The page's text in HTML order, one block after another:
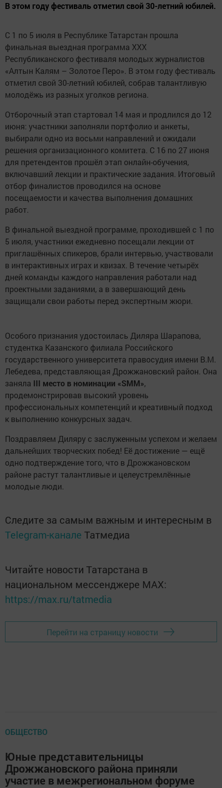
В этом году фестиваль отметил свой 30-летний юбилей.
С 1 по 5 июля в Республике Татарстан прошла
финальная выездная программа XXX
Республиканского фестиваля молодых журналистов
«Алтын Калям – Золотое Перо». В этом году фестиваль
отметил свой 30-летний юбилей, собрав талантливую
молодёжь из разных уголков региона.
Отборочный этап стартовал 14 мая и продлился до 12
июня: участники заполняли портфолио и анкеты,
выбирали одно из восьми направлений и ожидали
решения организационного комитета. С 16 по 27 июня
для претендентов прошёл этап онлайн-обучения,
включавший лекции и практические задания. Итоговый
отбор финалистов проводился на основе
посещаемости и качества выполнения домашних
работ.
В финальной выездной программе, проходившей с 1 по
5 июля, участники ежедневно посещали лекции от
приглашённых спикеров, брали интервью, участвовали
в интерактивных играх и квизах. В течение четырёх
дней команды каждого направления работали над
проектными заданиями, а в завершающий день
защищали свои работы перед экспертным жюри.
Особого признания удостоилась Диляра Шарапова,
студентка Казанского филиала Российского
государственного университета правосудия имени В.М.
Лебедева, представляющая Дрожжановский район. Она
заняла III место в номинации «SMM»,
продемонстрировав высокий уровень
профессиональных компетенций и креативный подход
к выполнению конкурсных задач.
Поздравляем Диляру с заслуженным успехом и желаем
дальнейших творческих побед! Её достижение — ещё
одно подтверждение того, что в Дрожжановском
районе растут талантливые и целеустремлённые
молодые люди.
Следите за самым важным и интересным в
Telegram-канале Татмедиа
Читайте новости Татарстана в
национальном мессенджере MАХ:
https://max.ru/tatmedia
Перейти на страницу новости
ОБЩЕСТВО
Юные представительницы
Дрожжановского района приняли
участие в межрегиональном форуме